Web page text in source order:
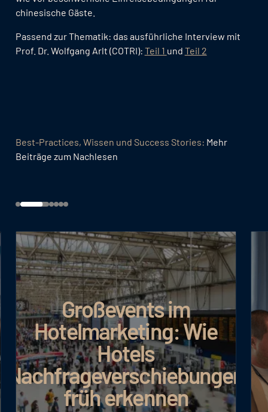
chinesische Gäste.
Passend zur Thematik: das ausführliche Interview mit
Prof. Dr. Wolfgang Arlt (COTRI): Teil 1 und Teil 2
Best-Practices, Wissen und Success Stories: Mehr
Beiträge zum Nachlesen
Großevents im
Hotelmarketing: Wie
Hotels
Nachfrageverschiebungen
früh erkennen